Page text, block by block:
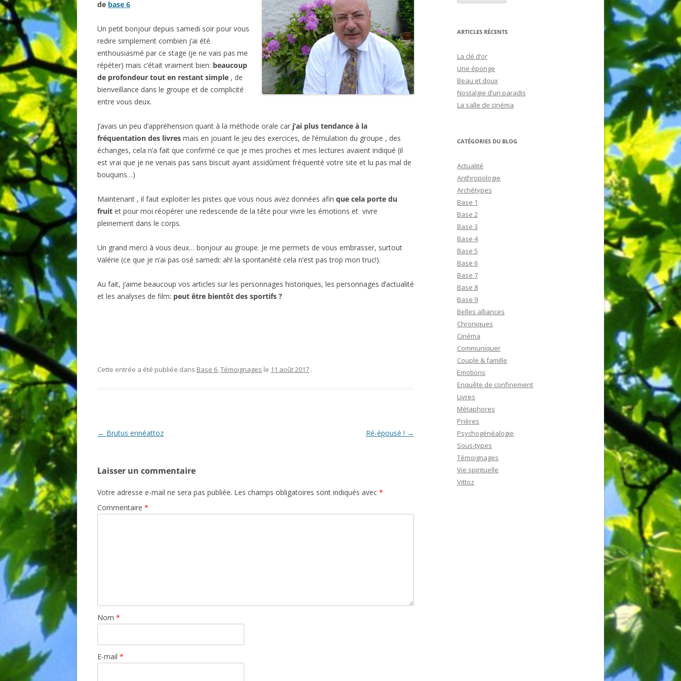
ENTRETIEN AVEC
PSYCHOLOGIES.COM
CITATIONS
REVUE DE PRESSE
BIBLIOGRAPHIE
BIBLIOGRAPHIE
de base 6
Un petit bonjour depuis samedi soir pour vous
redire simplement combien j’ai été
enthousiasmé par ce stage (je ne vais pas me
répéter) mais c’était vraiment bien: beaucoup
de profondeur tout en restant simple , de
bienveillance dans le groupe et de complicité
entre vous deux.
J’avais un peu d’appréhension quant à la méthode orale car j’ai plus tendance à la
fréquentation des livres mais en jouant le jeu des exercices, de l’émulation du groupe , des
échanges, cela n’a fait que confirmé ce que je mes proches et mes lectures avaient indiqué (il
est vrai que je ne venais pas sans biscuit ayant assidûment fréquenté votre site et lu pas mal de
bouquins…)
Maintenant , il faut exploiter les pistes que vous nous avez données afin que cela porte du
fruit et pour moi réopérer une redescende de la tête pour vivre les émotions et vivre
pleinement dans le corps.
Un grand merci à vous deux… bonjour au groupe. Je me permets de vous embrasser, surtout
Valérie (ce que je n’ai pas osé samedi: ah! la spontanéité cela n’est pas trop mon truc!).
Au fait, j’aime beaucoup vos articles sur les personnages historiques, les personnages d’actualité
et les analyses de film: peut être bientôt des sportifs ?
Cette entrée a été publiée dans Base 6,Témoignages le 11 août 2017 .
Navigation
← Brutus ennéattoz Ré-épousé ! →
Laisser un commentaire
Votre adresse e-mail ne sera pas publiée. Les champs obligatoires sont indiqués avec *
Commentaire *
Nom *
E-mail *
ARTICLES RÉCENTS
La clé d’or
Une éponge
Beau et doux
Nostalgie d’un paradis
La salle de cinéma
CATÉGORIES DU BLOG
Actualité
Anthropologie
Archétypes
Base 1
Base 2
Base 3
Base 4
Base 5
Base 6
Base 7
Base 8
Base 9
Belles alliances
Chroniques
Cinéma
Communiquer
Couple & famille
Emotions
Enquête de confinement
Livres
Métaphores
Prières
Psychogénéalogie
Sous-types
Témoignages
Vie spirituelle
Vittoz